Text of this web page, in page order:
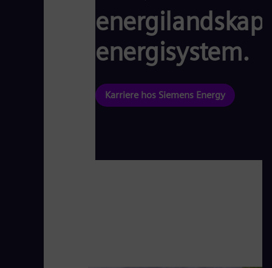
energisystem.
Karriere hos Siemens Energy